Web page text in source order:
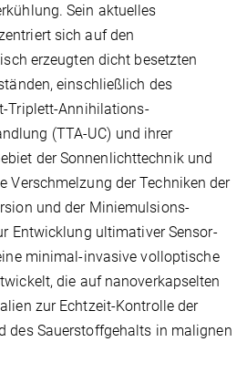
Sein aktuelles
sich auf den
erzeugten dicht besetzten
einschließlich des
Triplett-Annihilations-
(TTA-UC) und ihrer
der Sonnenlichttechnik und
Verschmelzung der Techniken der
und der Miniemulsions-
Entwicklung ultimativer Sensor-
minimal-invasive volloptische
die auf nanoverkapselten
zur Echtzeit-Kontrolle der
des Sauerstoffgehalts in malignen